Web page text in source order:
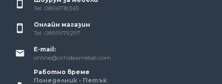
Tel: 0896718365
Онлайн магазин
Tel: 0899979297
E-mail:
online@orhideamebel.com
Работно време
Понеделник - Петък: